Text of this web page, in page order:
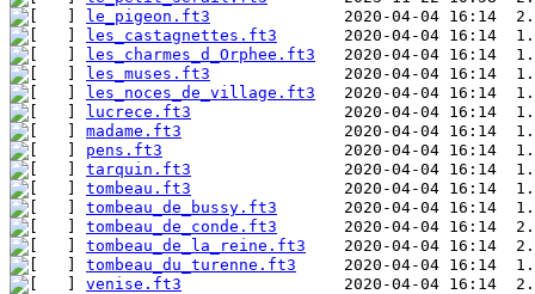
le_pigeon.ft3
les_castagnettes.ft3
les_charmes_d_Orphee.ft3
les_muses.ft3
les_noces_de_village.ft3
lucrece.ft3
madame.ft3
pens.ft3
tarquin.ft3
tombeau.ft3
tombeau_de_bussy.ft3
tombeau_de_conde.ft3
tombeau_de_la_reine.ft3
tombeau_du_turenne.ft3
venise.ft3